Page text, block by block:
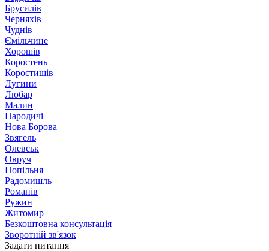
Брусилів
Черняхів
Чуднів
Ємільчине
Хорошів
Коростень
Коростишів
Лугини
Любар
Малин
Народичі
Нова Борова
Звягель
Олевськ
Овруч
Попільня
Радомишль
Романів
Ружин
Житомир
Безкоштовна консультація
Зворотній зв'язок
Задати питання